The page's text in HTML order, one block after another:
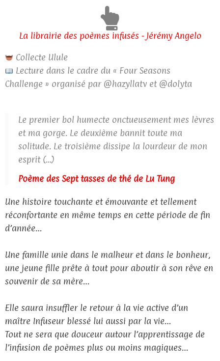
La librairie des poèmes infusés - Jérémy Angelo
Collecte Ulule
Lecture dans le cadre du « Four Seasons
Challenge » organisé par @hazyllatv et @dolyta
Le premier bol humecte onctueusement mes lèvres
et ma gorge. Le deuxième bannit toute ma
solitude. Le troisième dissipe la lourdeur de mon
esprit (...)
Poème des Sept tasses de thé de Lu Tung
Une histoire touchante et émouvante et tellement
réconfortante en même temps en cette période de fin
d’année…
Une famille unie dans le malheur et dans le bonheur,
une jeune fille prête à tout pour aboutir à son rêve en
souvenir de sa mère…
Elle saura insuffler le retour à la vie active d’un
maître Infuseur blessé lui aussi par la vie…
Tout ne sera que douceur autour l’apprentissage de
l’infusion de poèmes plus ou moins magiques…